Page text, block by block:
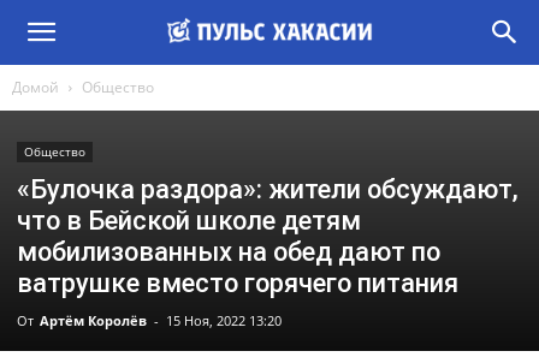
Домой Общество
Общество
«Булочка раздора»: жители обсуждают,
что в Бейской школе детям
мобилизованных на обед дают по
ватрушке вместо горячего питания
От Артём Королёв - 15 Ноя, 2022 13:20